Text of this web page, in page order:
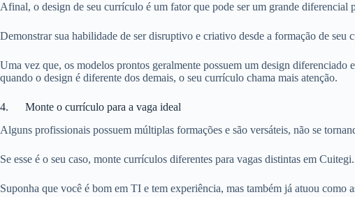
Afinal, o design de seu currículo é um fator que pode ser um grande diferencial
Demonstrar sua habilidade de ser disruptivo e criativo desde a formação de seu
Uma vez que, os modelos prontos geralmente possuem um design
quando o design é diferente dos demais, o seu currículo chama mais atenção.
4. Monte o currículo para a vaga ideal
Alguns profissionais possuem múltiplas formações e são versáteis, não se
Se esse é o seu caso, monte currículos diferentes para vagas distintas em
Suponha que você é bom em TI e tem experiência, mas também já atuou como